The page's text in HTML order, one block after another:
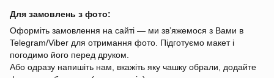
Для замовлень з фото:
Оформіть замовлення на сайті — ми зв’яжемося з Вами в
Telegram/Viber для отримання фото. Підготуємо макет і
погодимо його перед друком.
Або одразу напишіть нам, вкажіть яку чашку обрали, додайте